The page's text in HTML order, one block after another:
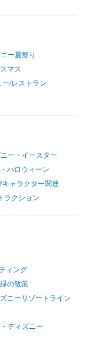
ー夏祭り
マス
/レストラン
ー・イースター
ハロウィーン
キャラクター関連
ラクション
ィング
の散策
ニーリゾートライン
ディズニー